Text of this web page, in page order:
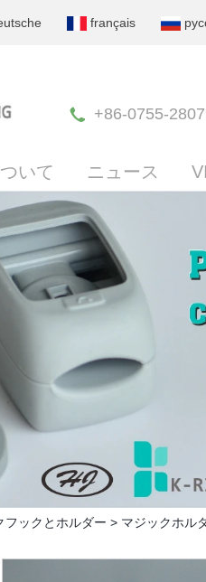
français
+86-0755-
いて ニュース
フックとホルダー > マジックホル